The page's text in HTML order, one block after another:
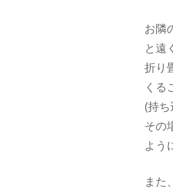
お隣
と遠
折り
くる
(持
その
よう
また